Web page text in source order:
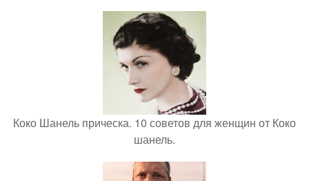
Коко Шанель прическа. 10 советов для женщин от Коко
шанель.